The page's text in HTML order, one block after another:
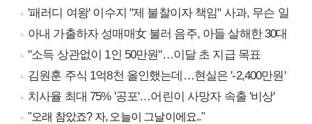
'패러디 여왕' 이수지 "제 불찰이자 책임" 사과, 무슨 일
아내 가출하자 성매매女 불러 음주, 아들 살해한 30대
"소득 상관없이 1인 50만원"…이달 초 지급 목표
김원훈 주식 1억8천 올인했는데…현실은 '-2,400만원'
치사율 최대 75% '공포'…어린이 사망자 속출 '비상'
"오래 참았죠? 자, 오늘이 그날이에요.."